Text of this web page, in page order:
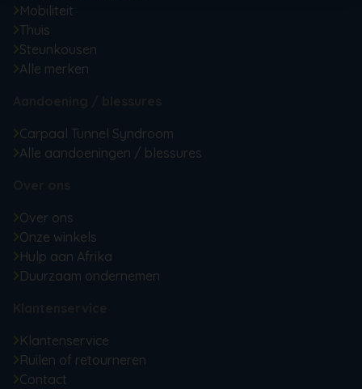
Mobiliteit
Thuis
Steunkousen
Alle merken
Carpaal Tunnel Syndroom
Alle aandoeningen / blessures
Over ons
Onze winkels
Hulp aan Afrika
Duurzaam ondernemen
Klantenservice
Ruilen of retourneren
Contact